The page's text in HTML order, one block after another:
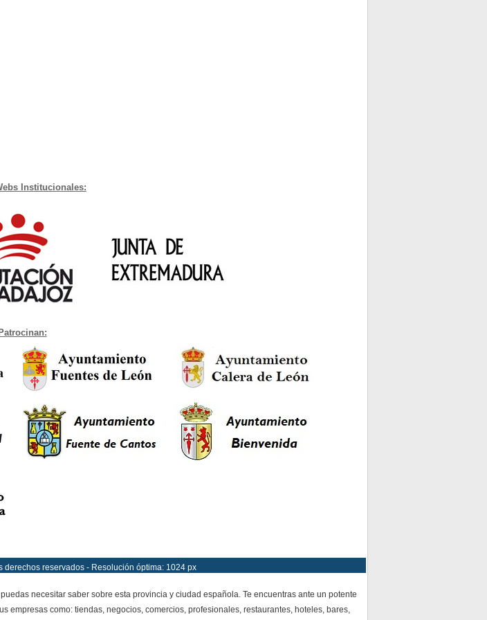
Institucionales:
Patrocinan:
derechos reservados - Resolución óptima: 1024 px
necesitar saber sobre esta provincia y ciudad española. Te encuentras ante un potente
empresas como: tiendas, negocios, comercios, profesionales, restaurantes, hoteles, bares,